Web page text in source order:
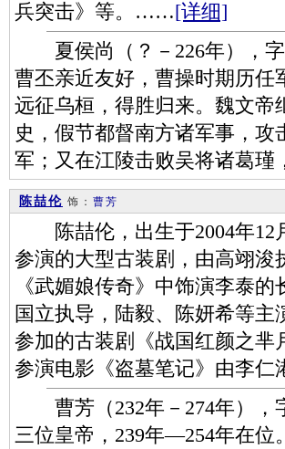
兵突击》等。……[详细]
夏侯尚（？－226年），字
曹丕亲近友好，曹操时期历任
远征乌桓，得胜归来。魏文帝
史，假节都督南方诸军事，
军；又在江陵击败吴将诸葛
陈喆伦 饰： 曹芳
陈喆伦，出生于2004年12
参演的大型古装剧，由高翊浚
《武媚娘传奇》中饰演李泰
国立执导，陆毅、陈妍希等
参加的古装剧《战国红颜之芈
参演电影《盗墓笔记》由李
曹芳（232年－274年），
三位皇帝，239年—254年在位